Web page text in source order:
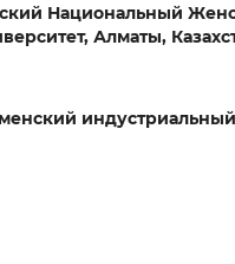
Национальный
Алматы,